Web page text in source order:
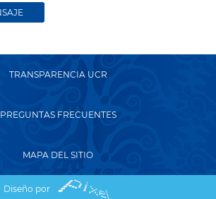
TRANSPARENCIA UCR
PREGUNTAS FRECUENTES
MAPA DEL SITIO
Diseño por